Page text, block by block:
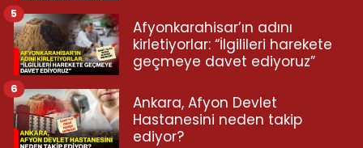
Afyonkarahisar’ın adını
kirletiyorlar: “İlgilileri harekete
geçmeye davet ediyoruz”
5
Ankara, Afyon Devlet
Hastanesini neden takip
ediyor?
6